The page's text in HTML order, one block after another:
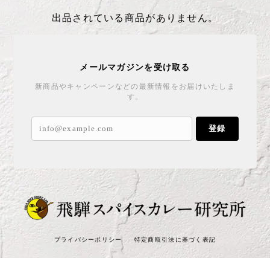
出品されている商品がありません。
メールマガジンを受け取る
新商品やキャンペーンなどの最新情報をお届けいたしま
す。
登録
プライバシーポリシー 特定商取引法に基づく表記